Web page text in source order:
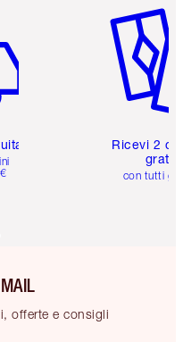
Ricevi 2
con tutti gli
offerte e consigli